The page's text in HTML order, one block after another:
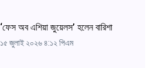
‘ফেস অব এশিয়া জুয়েলস’ হলেন বারিশা
১৫ জুলাই ২০২৬ ৪:১২ পিএম